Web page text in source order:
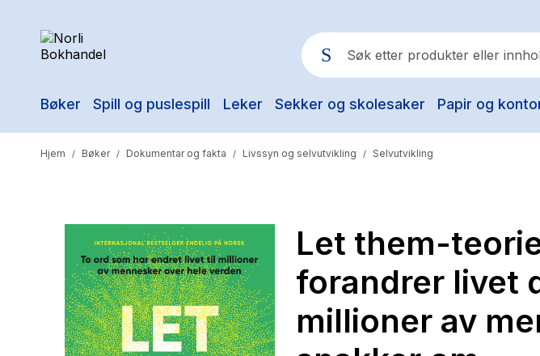
Bøker Spill og puslespill Leker Sekker og skolesaker Papir og
Populære søk
Yesteryear
Hitster
Hypopressiv trening
Hjem / Bøker / Dokumentar og fakta / Livssyn og selvutvikling / Selvutvikling
Let them-
forandrer livet
millioner av